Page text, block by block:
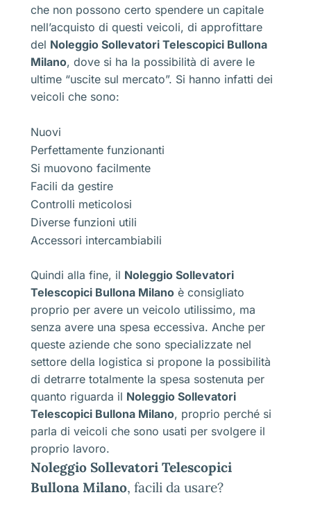
che non possono certo spendere un capitale
nell’acquisto di questi veicoli, di approfittare
del Noleggio Sollevatori Telescopici Bullona
Milano, dove si ha la possibilità di avere le
ultime “uscite sul mercato”. Si hanno infatti dei
veicoli che sono:
Nuovi
Perfettamente funzionanti
Si muovono facilmente
Facili da gestire
Controlli meticolosi
Diverse funzioni utili
Accessori intercambiabili
Quindi alla fine, il Noleggio Sollevatori
Telescopici Bullona Milano è consigliato
proprio per avere un veicolo utilissimo, ma
senza avere una spesa eccessiva. Anche per
queste aziende che sono specializzate nel
settore della logistica si propone la possibilità
di detrarre totalmente la spesa sostenuta per
quanto riguarda il Noleggio Sollevatori
Telescopici Bullona Milano, proprio perché si
parla di veicoli che sono usati per svolgere il
proprio lavoro.
Noleggio Sollevatori Telescopici
Bullona Milano, facili da usare?